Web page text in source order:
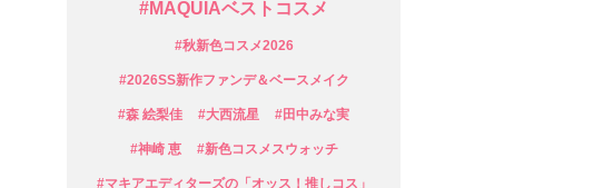
#MAQUIAベストコスメ
#秋新色コスメ2026
#2026SS新作ファンデ＆ベースメイク
#森 絵梨佳 #大西流星 #田中みな実
#神崎 恵 #新色コスメスウォッチ
#マキアエディターズの「オッス！推しコス」